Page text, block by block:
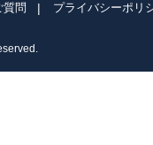
質問 プライバシーポリ